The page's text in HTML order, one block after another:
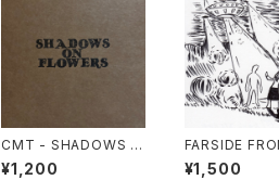
CMT - SHADOWS O
N FLOWERS
¥1,200
FARSIDE
MOUNTAIN
¥1,500